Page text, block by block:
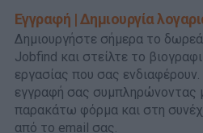
Εγγραφή | Δημιουργία
Δημιουργήστε σήμερα το
Jobfind και στείλτε το
εργασίας που σας
εγγραφή σας συμπληρώνοντας
παρακάτω φόρμα και στη
από το email σας.